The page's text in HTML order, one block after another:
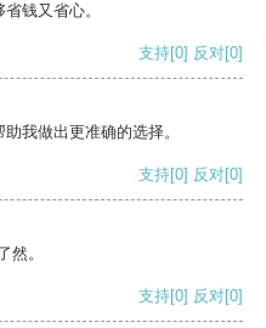
钱又省心。
支持[0] 反对[0]
我做出更准确的选择。
支持[0] 反对[0]
然。
支持[0] 反对[0]